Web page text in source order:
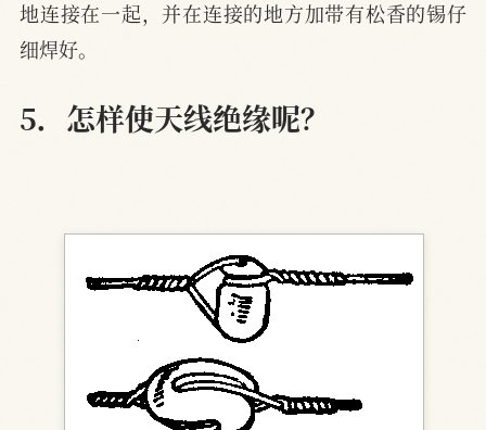
地连接在一起，并在连接的地方加带有松香的锡仔
细焊好。
5．怎样使天线绝缘呢？